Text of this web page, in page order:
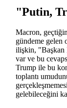
"Putin,
Macron,
gündeme gelen
ilişkin, "Başkan
var ve bu
Trump ile bu
toplantı
gelebileceğini